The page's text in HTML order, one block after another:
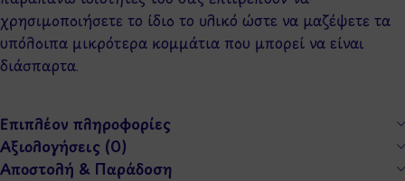
χρησιμοποιήσετε το ίδιο το υλικό ώστε να μαζέψετε τα
υπόλοιπα μικρότερα κομμάτια που μπορεί να είναι
διάσπαρτα.
Επιπλέον πληροφορίες
Αξιολογήσεις (0)
Αποστολή & Παράδοση